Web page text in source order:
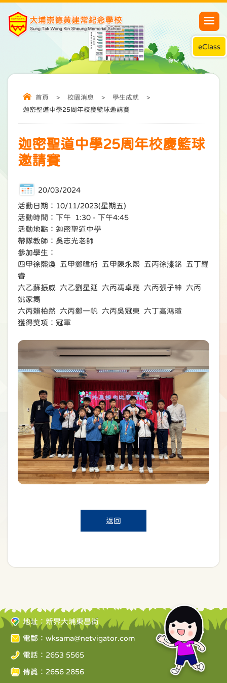
eClass
首頁 > 校園消息 > 學生成就
>
迦密聖道中學25周年校慶籃球邀請賽
迦密聖道中學25周年校慶籃球
邀請賽
20/03/2024
活動日期：10/11/2023(星期五)
活動時間：下午 1:30 - 下午4:45
活動地點：迦密聖道中學
帶隊教師：吳志光老師
參加學生：
四甲徐熙煥 五甲鄭暐桁 五甲陳永熙 五丙徐溱銘 五丁羅
睿
六乙蘇振威 六乙劉星延 六丙馮卓堯 六丙張子紳 六丙
姚家雋
六丙賴柏然 六丙鄭一帆 六丙吳冠東 六丁高鴻瑄
獲得獎項：冠軍
返回
地址：新界大埔東昌街
電郵： wksama@netvigator.com
電話：2653 5565
傳真：2656 2856